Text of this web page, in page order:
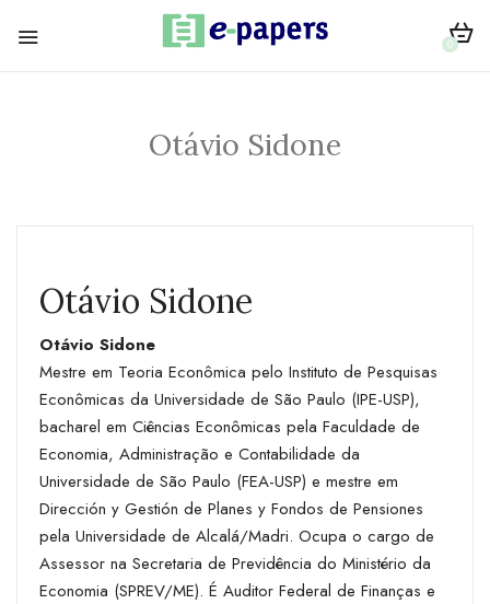
0
Otávio Sidone
Otávio Sidone
Otávio Sidone
Mestre em Teoria Econômica pelo Instituto de Pesquisas
Econômicas da Universidade de São Paulo (IPE-USP),
bacharel em Ciências Econômicas pela Faculdade de
Economia, Administração e Contabilidade da
Universidade de São Paulo (FEA-USP) e mestre em
Dirección y Gestión de Planes y Fondos de Pensiones
pela Universidade de Alcalá/Madri. Ocupa o cargo de
Assessor na Secretaria de Previdência do Ministério da
Economia (SPREV/ME). É Auditor Federal de Finanças e